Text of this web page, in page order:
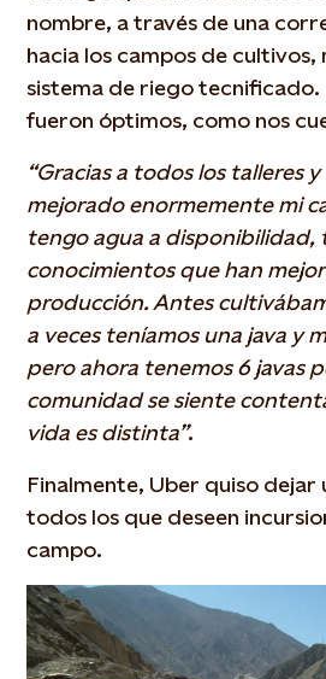
nombre, a través de una
hacia los campos de cultivos,
sistema de riego tecnificado.
fueron óptimos, como nos
“Gracias a todos los talleres
mejorado enormemente mi
tengo agua a disponibilidad,
conocimientos que han
producción. Antes
a veces teníamos una java y
pero ahora tenemos 6 javas
comunidad se siente
vida es distinta”.
Finalmente, Uber quiso dejar
todos los que deseen
campo.